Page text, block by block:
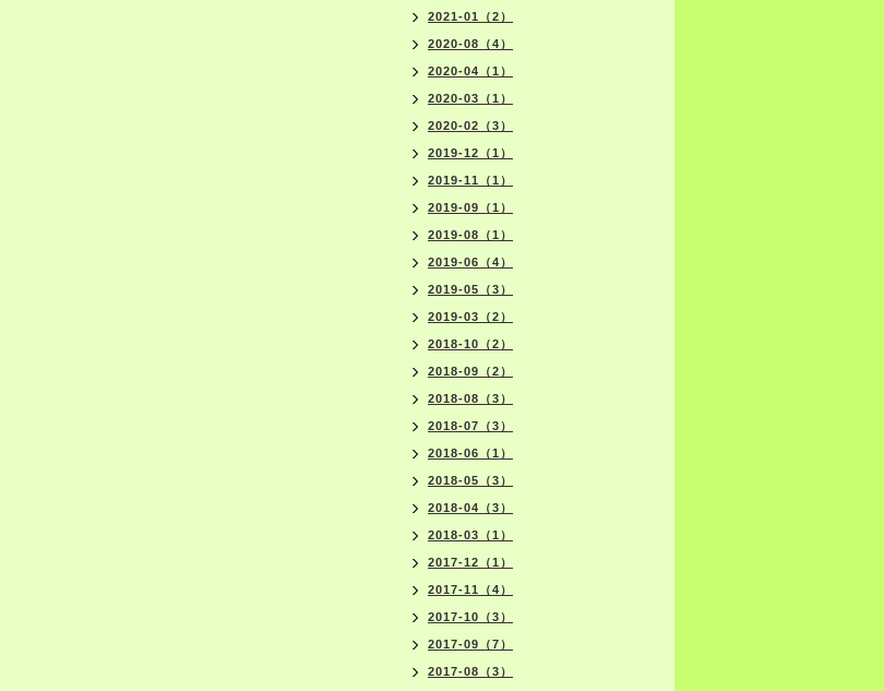
2021-01（2）
2020-08（4）
2020-04（1）
2020-03（1）
2020-02（3）
2019-12（1）
2019-11（1）
2019-09（1）
2019-08（1）
2019-06（4）
2019-05（3）
2019-03（2）
2018-10（2）
2018-09（2）
2018-08（3）
2018-07（3）
2018-06（1）
2018-05（3）
2018-04（3）
2018-03（1）
2017-12（1）
2017-11（4）
2017-10（3）
2017-09（7）
2017-08（3）